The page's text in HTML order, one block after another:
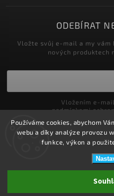
Používáme cookies, abychom
webu a díky analýze provozu
funkce, výkon a
ODEBÍRAT
Vložte svůj e-mail a my vám
nových produktech
podmínkami
ZDRAVOTNÍ